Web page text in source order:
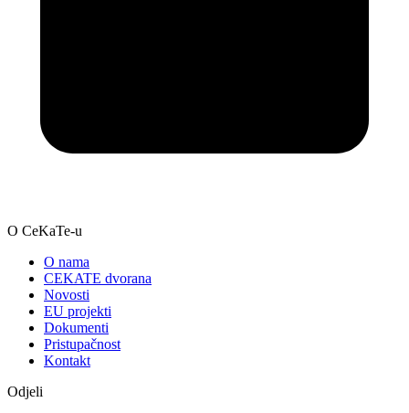
O CeKaTe-u
O nama
CEKATE dvorana
Novosti
EU projekti
Dokumenti
Pristupačnost
Kontakt
Odjeli